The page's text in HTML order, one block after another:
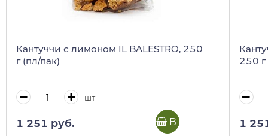
Кантуччи с лимоном IL BALESTRO, 250
г (пл/пак)
шт
1 251 руб. В корзину
250 г
1